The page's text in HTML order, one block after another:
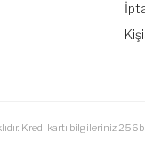
Kredi kartı bilgileriniz